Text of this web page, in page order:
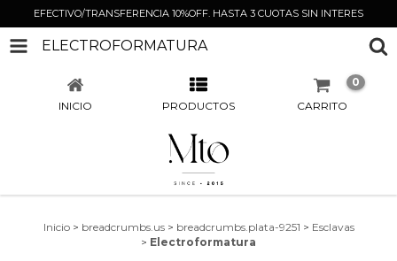
EFECTIVO/TRANSFERENCIA 10%OFF. HASTA 3 CUOTAS SIN INTERES
ELECTROFORMATURA
INICIO PRODUCTOS CARRITO
0
Inicio > breadcrumbs.us > breadcrumbs.plata-9251 > Esclavas
> Electroformatura